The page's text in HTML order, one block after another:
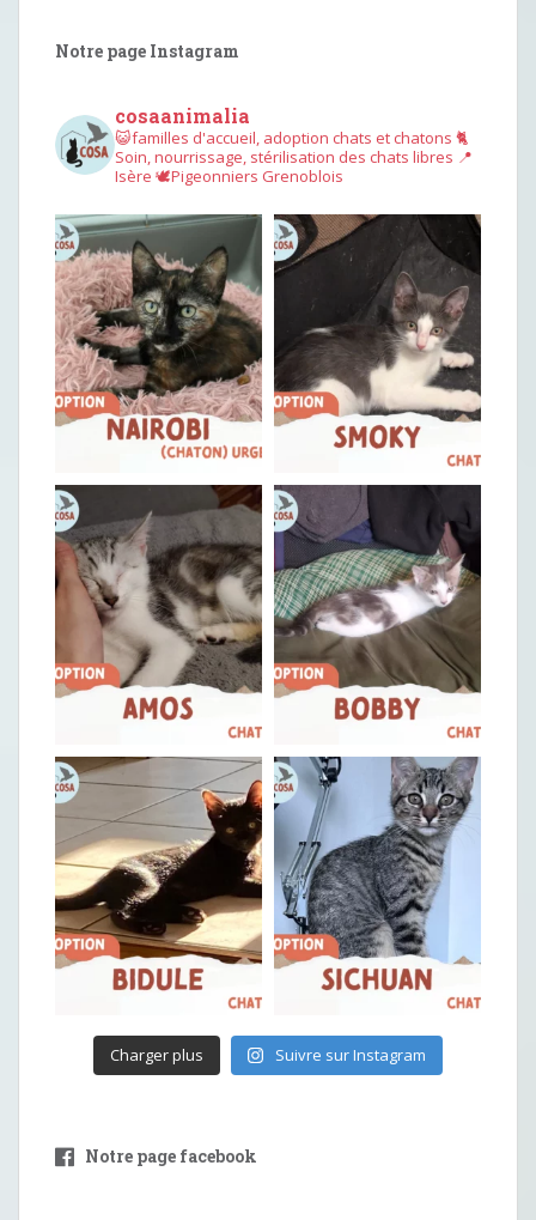
Notre page Instagram
cosaanimalia
😺familles d'accueil, adoption chats et chatons 🐈
Soin, nourrissage, stérilisation des chats libres 📍
Isère 🕊︎Pigeonniers Grenoblois
Charger plus Suivre sur Instagram
Notre page facebook